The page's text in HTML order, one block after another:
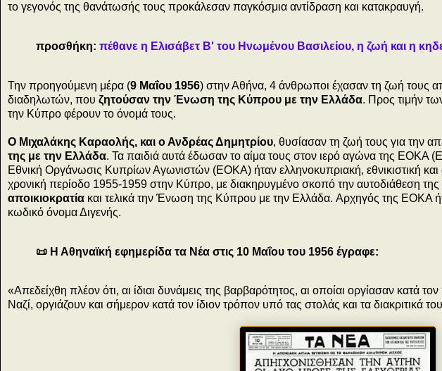
το γεγονός της θανάτωσής τους προκάλεσαν παγκόσμια αντίδραση και κατακραυγή.
προσθήκη: πέθανε η Ελισάβετ Β' του Ηνωμένου Βασιλείου, η ζωή και η
Την προηγούμενη μέρα (9 Μαΐου 1956) στην Αθήνα, 4 άνθρωποι έχασαν τη ζωή τους
διαδηλωτών, που ζητούσαν την Ένωση της Κύπρου με την Ελλάδα. Προς τιμήν
την Κύπρο φέρουν το όνομά τους.
Ο Μιχαλάκης Καραολής, και ο Ανδρέας Δημητρίου, θυσίασαν τη ζωή τους για την
της με την Ελλάδα. Τα παιδιά αυτά έδωσαν το αίμα τους στον ιερό αγώνα της ΕΟΚΑ
Εθνική Οργάνωσις Κυπρίων Αγωνιστών (ΕΟΚΑ) ήταν ελληνοκυπριακή, εθνικιστική
χρονική περίοδο 1955-1959 στην Κύπρο, με διακηρυγμένο σκοπό την αυτοδιάθεση
αποικιοκρατία και τελικά την Ένωση της Κύπρου με την Ελλάδα. Αρχηγός της ΕΟΚΑ
κωδικό όνομα Διγενής.
📜 Η Αθηναϊκή εφημερίδα τα Νέα στις 10 Μαΐου του 1956 έγραφε:
«Απεδείχθη πλέον ότι, αι ίδιαι δυνάμεις της βαρβαρότητος, αι οποίαι οργίασαν κατά
Ναζί, οργιάζουν και σήμερον κατά τον ίδιον τρόπον υπό τας στολάς και τα διακριτικά